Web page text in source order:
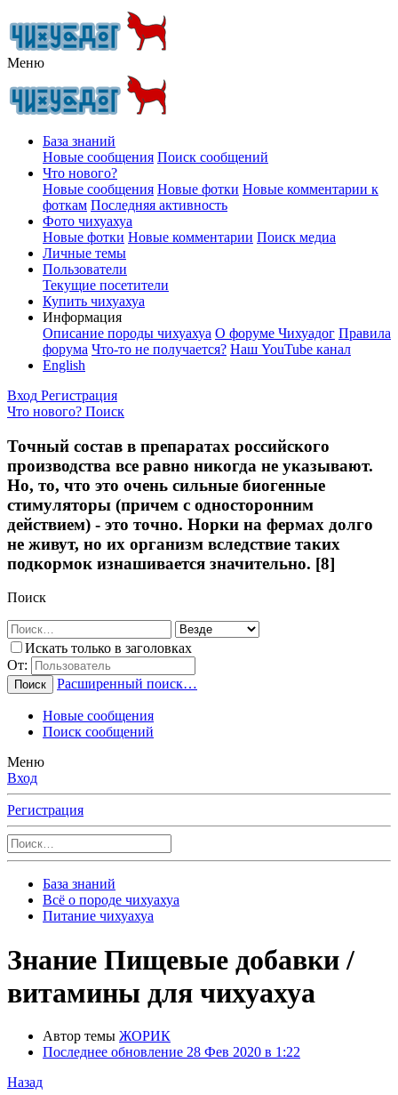
Меню
База знаний
Новые сообщения Поиск сообщений
Что нового?
Новые сообщения Новые фотки Новые комментарии к
фоткам Последняя активность
Фото чихуахуа
Новые фотки Новые комментарии Поиск медиа
Личные темы
Пользователи
Текущие посетители
Купить чихуахуа
Информация
Описание породы чихуахуа О форуме Чихуадог Правила
форума Что-то не получается? Наш YouTube канал
English
Вход Регистрация
Что нового? Поиск
Точный состав в препаратах российского
производства все равно никогда не указывают.
Но, то, что это очень сильные биогенные
стимуляторы (причем с односторонним
действием) - это точно. Норки на фермах долго
не живут, но их организм вследствие таких
подкормок изнашивается значительно. [8]
Поиск
Искать только в заголовках
От:
Поиск Расширенный поиск…
Новые сообщения
Поиск сообщений
Меню
Вход
Регистрация
База знаний
Всё о породе чихуахуа
Питание чихуахуа
Знание Пищевые добавки /
витамины для чихуахуа
Автор темы ЖОРИК
Последнее обновление 28 Фев 2020 в 1:22
Назад